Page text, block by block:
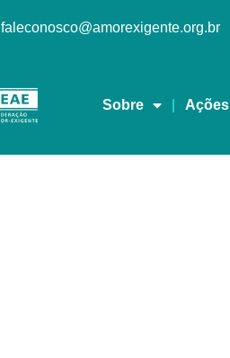
faleconosco@amorexigente.org.br
Sobre Ações